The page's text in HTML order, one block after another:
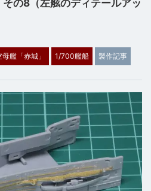
の8（左舷のディテールアッ
艦「赤城」 1/700艦船 製作記事